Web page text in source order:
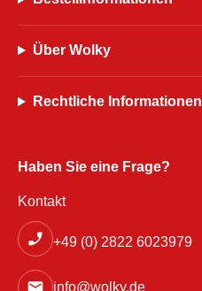
Über Wolky
Rechtliche Informationen
Haben Sie eine Frage?
Kontakt
+49 (0) 2822 6023979
info@wolky.de